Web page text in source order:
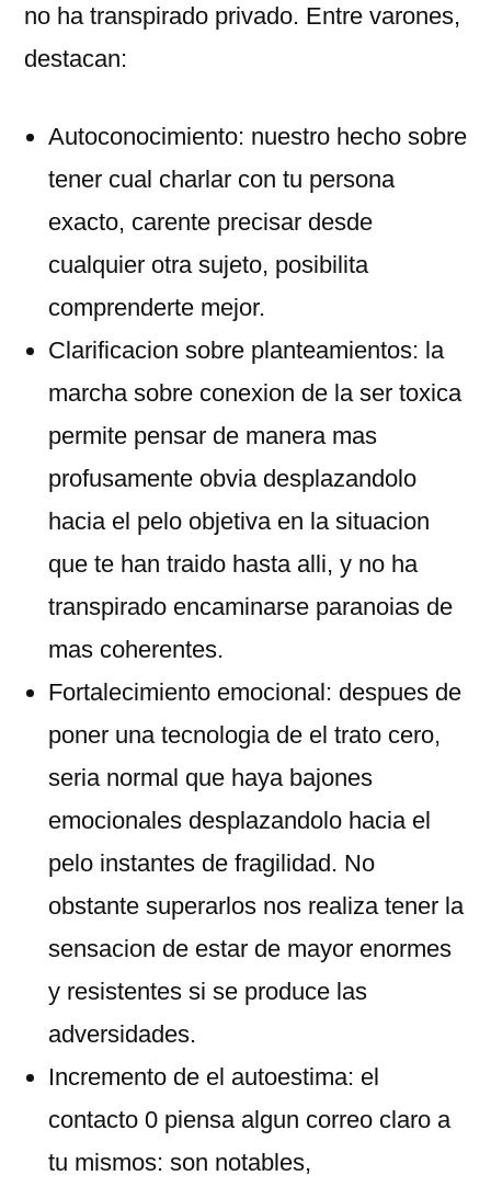
no ha transpirado privado. Entre varones,
destacan:
Autoconocimiento: nuestro hecho sobre
tener cual charlar con tu persona
exacto, carente precisar desde
cualquier otra sujeto, posibilita
comprenderte mejor.
Clarificacion sobre planteamientos: la
marcha sobre conexion de la ser toxica
permite pensar de manera mas
profusamente obvia desplazandolo
hacia el pelo objetiva en la situacion
que te han traido hasta alli, y no ha
transpirado encaminarse paranoias de
mas coherentes.
Fortalecimiento emocional: despues de
poner una tecnologia de el trato cero,
seri­a normal que haya bajones
emocionales desplazandolo hacia el
pelo instantes de fragilidad. No
obstante superarlos nos realiza tener la
sensacion de estar de mayor enormes
y resistentes si se produce las
adversidades.
Incremento de el autoestima: el
contacto 0 piensa algun correo claro a
tu mismos: son notables,